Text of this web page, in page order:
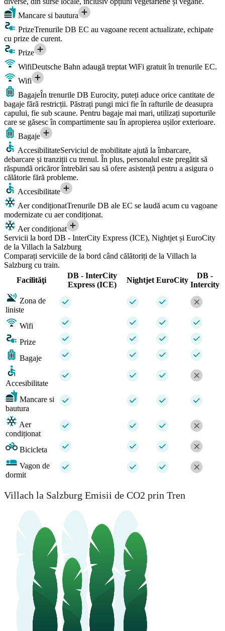
Mancare si bautura
PrizeTrenurile DB EC au vagoane recent actualizate, echipate
cu prize de curent.
Prize
WifiDeutsche Bahn adaugă treptat WiFi gratuit în trenurile EC.
Wifi
BagajeÎn trenurile DB Eurocity, puteți aduce orice cantitate de
bagaje fără restricții. Păstrați pungi mici fie în rafturile de deasupra
capului, fie sub scaune. Pentru bagaje mai mari, utilizați suporturile
care se găsesc în compartimente sau în apropierea ușilor exterioare.
Bagaje
AccesibilitateServiciul de mobilitate ajută la îmbarcare,
debarcare și tranziții cu trenul. În plus, personalul este pregătit să
răspundă oricăror întrebări sau să ofere asistență pentru a asigura o
călătorie fără probleme.
Accesibilitate
Aer condiționatTrenurile DB ale EC se laudă acum cu vagoane
modernizate cu aer condiționat.
Aer condiționat
Servicii la bord DB - InterCity Express (ICE), Nightjet și EuroCity
de la Villach la Salzburg
Comparați serviciile de la bord când călătoriți de la Villach la
Salzburg cu train.
Facilităţi
DB - InterCity
Express (ICE)
Nightjet EuroCity
DB -
Intercity
Zona de
liniste
Wifi
Prize
Bagaje
Accesibilitate
Mancare si
bautura
Aer
condiționat
Bicicleta
Vagon de
dormit
Villach la Salzburg Emisii de CO2 prin Tren